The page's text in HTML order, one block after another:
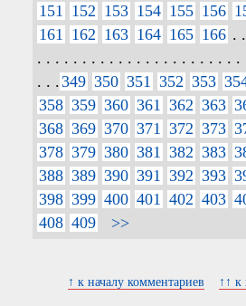
151
152 153 154 155 156
161
162 163 164 165 166 .
. . . . . . . . . . . . . . . . . . . . . .
. . .349 350 351 352 353
358 359 360 361 362 363
368 369 370 371 372 373
378 379 380 381 382 383
388 389 390 391 392 393
398 399 400 401 402 403
408 409 >>
↑ к началу комментариев ↑↑ к